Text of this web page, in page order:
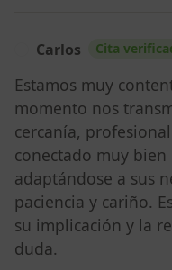
Carlos Cita
Estamos muy
momento nos
cercanía,
conectado muy
adaptándose a sus
paciencia y cariño.
su implicación y la
duda.